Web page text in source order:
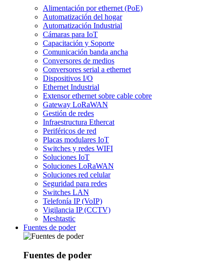
Alimentación por ethernet (PoE)
Automatización del hogar
Automatización Industrial
Cámaras para IoT
Capacitación y Soporte
Comunicación banda ancha
Conversores de medios
Conversores serial a ethernet
Dispositivos I/O
Ethernet Industrial
Extensor ethernet sobre cable cobre
Gateway LoRaWAN
Gestión de redes
Infraestructura Ethercat
Periféricos de red
Placas modulares IoT
Switches y redes WIFI
Soluciones IoT
Soluciones LoRaWAN
Soluciones red celular
Seguridad para redes
Switches LAN
Telefonía IP (VoIP)
Vigilancia IP (CCTV)
Meshtastic
Fuentes de poder
Fuentes de poder